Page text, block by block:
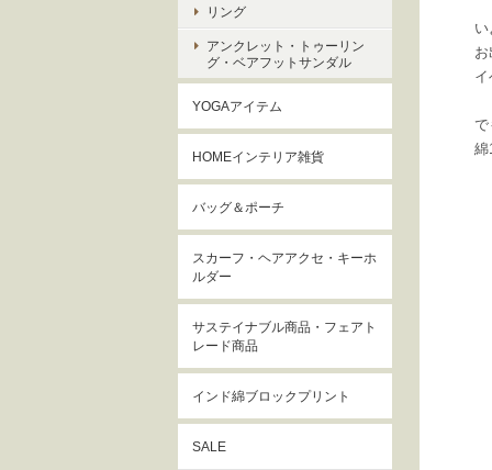
で
綿
リング
アンクレット・トゥーリン
グ・ベアフットサンダル
YOGAアイテム
HOMEインテリア雑貨
バッグ＆ポーチ
スカーフ・ヘアアクセ・キーホ
ルダー
サステイナブル商品・フェアト
レード商品
インド綿ブロックプリント
SALE